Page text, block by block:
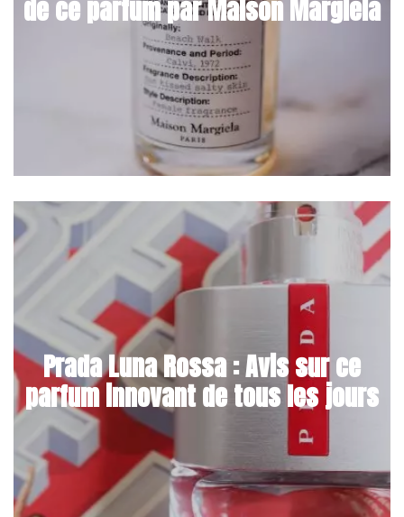
de ce parfum par Maison Margiela
Prada Luna Rossa : Avis sur ce
parfum innovant de tous les jours